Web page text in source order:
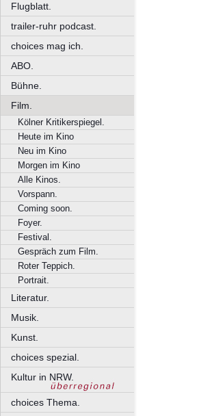
Flugblatt.
trailer-ruhr podcast.
choices mag ich.
ABO.
Bühne.
Film.
Kölner Kritikerspiegel.
Heute im Kino
Neu im Kino
Morgen im Kino
Alle Kinos.
Vorspann.
Coming soon.
Foyer.
Festival.
Gespräch zum Film.
Roter Teppich.
Portrait.
Literatur.
Musik.
Kunst.
choices spezial.
Kultur in NRW.
choices Thema.